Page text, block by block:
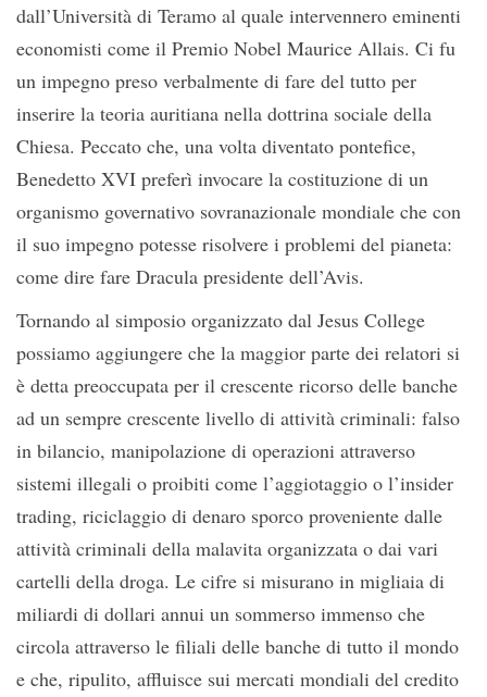
dall’Università di Teramo al quale intervennero eminenti
economisti come il Premio Nobel Maurice Allais. Ci fu
un impegno preso verbalmente di fare del tutto per
inserire la teoria auritiana nella dottrina sociale della
Chiesa. Peccato che, una volta diventato pontefice,
Benedetto XVI preferì invocare la costituzione di un
organismo governativo sovranazionale mondiale che con
il suo impegno potesse risolvere i problemi del pianeta:
come dire fare Dracula presidente dell’Avis.
Tornando al simposio organizzato dal Jesus College
possiamo aggiungere che la maggior parte dei relatori si
è detta preoccupata per il crescente ricorso delle banche
ad un sempre crescente livello di attività criminali: falso
in bilancio, manipolazione di operazioni attraverso
sistemi illegali o proibiti come l’aggiotaggio o l’insider
trading, riciclaggio di denaro sporco proveniente dalle
attività criminali della malavita organizzata o dai vari
cartelli della droga. Le cifre si misurano in migliaia di
miliardi di dollari annui un sommerso immenso che
circola attraverso le filiali delle banche di tutto il mondo
e che, ripulito, affluisce sui mercati mondiali del credito